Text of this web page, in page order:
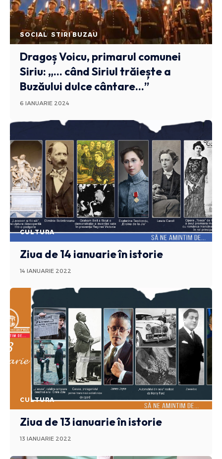
SOCIAL STIRI BUZAU
Dragoș Voicu, primarul comunei
Siriu: „… când Siriul trăiește a
Buzăului dulce cântare…”
6 IANUARIE 2024
CULTURA
Ziua de 14 ianuarie în istorie
14 IANUARIE 2022
CULTURA
Ziua de 13 ianuarie în istorie
13 IANUARIE 2022